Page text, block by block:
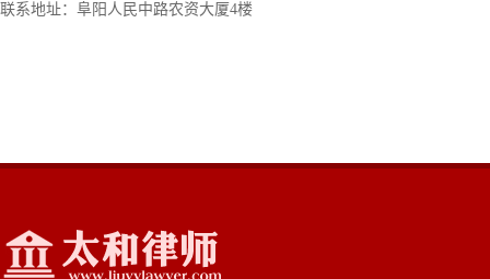
联系地址：阜阳人民中路农资大厦4楼